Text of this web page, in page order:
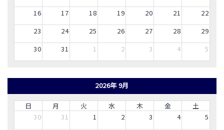
16
17 18 19 20 21
22
23
24 25 26 27 28
29
30
31 1 2 3 4 5
2026年 9月
日 月 火 水 木 金
土
30
31 1 2 3 4
5